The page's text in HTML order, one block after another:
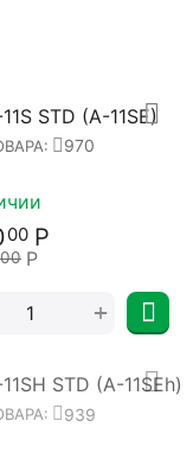
STD (A-11SE)
970
00 Р
00 Р
+
STD (A-11SEh)
939